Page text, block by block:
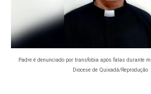
Padre é denunciado por transfobia após falas durante
Diocese de Quixadá/Reprodução